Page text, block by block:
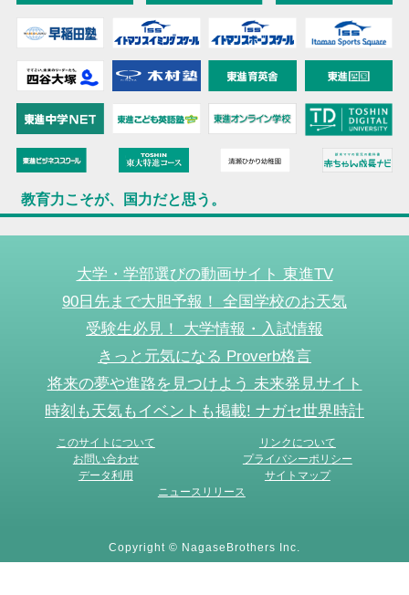
教育力こそが、国力だと思う。
大学・学部選びの動画サイト 東進TV
90日先まで大胆予報！ 全国学校のお天気
受験生必見！ 大学情報・入試情報
きっと元気になる Proverb格言
将来の夢や進路を見つけよう 未来発見サイト
時刻も天気もイベントも掲載! ナガセ世界時計
このサイトについて
リンクについて
お問い合わせ
プライバシーポリシー
データ利用
サイトマップ
ニュースリリース
Copyright © NagaseBrothers Inc.